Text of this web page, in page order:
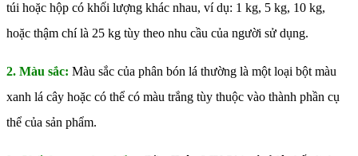
túi hoặc hộp có khối lượng khác nhau, ví dụ: 1 kg, 5 kg, 10 kg,
hoặc thậm chí là 25 kg tùy theo nhu cầu của người sử dụng.
2. Màu sắc: Màu sắc của phân bón lá thường là một loại bột màu
xanh lá cây hoặc có thể có màu trắng tùy thuộc vào thành phần cụ
thể của sản phẩm.